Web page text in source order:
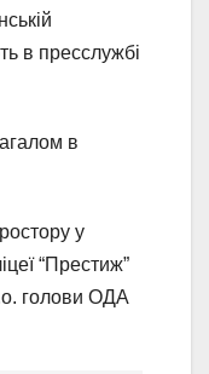
в пресслужбі
в
у
“Престиж”
голови ОДА